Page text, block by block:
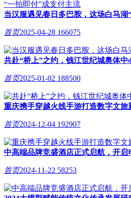
当汉服遇见春日多巴胺，这场白马湖
首页2025-04-28 166075
共赴“桥上”之约，钱江世纪城奥体中
首页2025-01-02 188500
重庆携手穿越火线手游打造数字文旅
首页2024-12-04 192907
中高端品牌竞盛酒店正式启航，开启
首页2024-11-22 58253